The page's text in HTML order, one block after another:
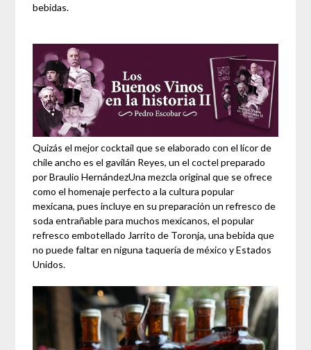
bebidas.
Quizás el mejor cocktail que se elaborado con el lícor de
chile ancho es el gavilán Reyes, un el coctel preparado
por Braulio HernándezUna mezcla original que se ofrece
como el homenaje perfecto a la cultura popular
mexicana, pues incluye en su preparación un refresco de
soda entrañable para muchos mexicanos, el popular
refresco embotellado Jarrito de Toronja, una bebida que
no puede faltar en niguna taquería de méxico y Estados
Unidos.